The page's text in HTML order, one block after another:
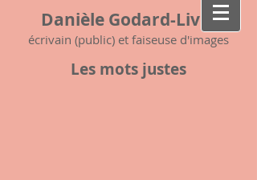
Danièle Godard-Livet
écrivain (public) et faiseuse d'images
Les mots justes